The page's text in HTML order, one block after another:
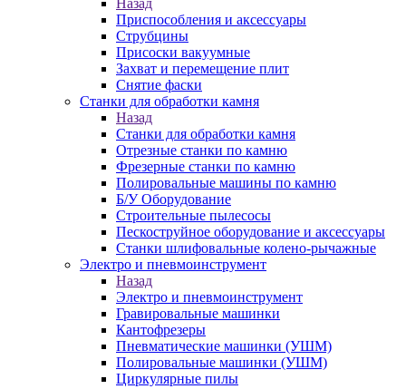
Назад
Приспособления и аксессуары
Струбцины
Присоски вакуумные
Захват и перемещение плит
Снятие фаски
Станки для обработки камня
Назад
Станки для обработки камня
Отрезные станки по камню
Фрезерные станки по камню
Полировальные машины по камню
Б/У Оборудование
Строительные пылесосы
Пескоструйное оборудование и аксессуары
Станки шлифовальные колено-рычажные
Электро и пневмоинструмент
Назад
Электро и пневмоинструмент
Гравировальные машинки
Кантофрезеры
Пневматические машинки (УШМ)
Полировальные машинки (УШМ)
Циркулярные пилы